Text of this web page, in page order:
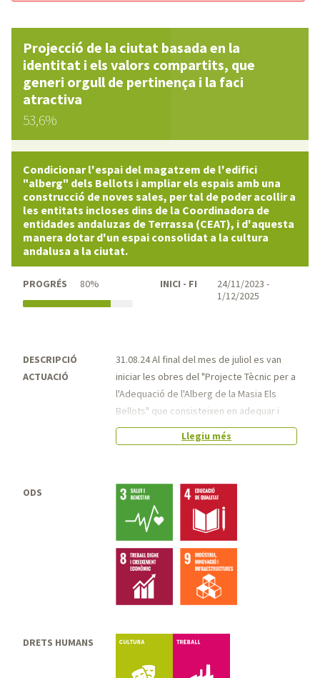
Projecció de la ciutat basada en la
identitat i els valors compartits, que
generi orgull de pertinença i la faci
atractiva
53,6%
Condicionar l'espai del magatzem de l'edifici
"alberg" dels Bellots i ampliar els espais amb una
construcció de noves sales, per tal de poder acollir a
les entitats incloses dins de la Coordinadora de
entidades andaluzas de Terrassa (CEAT), i d'aquesta
manera dotar d'un espai consolidat a la cultura
andalusa a la ciutat.
PROGRÉS 80% INICI - FI
24/11/2023 -
1/12/2025
DESCRIPCIÓ
ACTUACIÓ
31.08.24 Al final del mes de juliol es van
iniciar les obres del "Projecte Tècnic per a
l'Adequació de l'Alberg de la Masia Els
Bellots" que consisteixen en adequar i
reformar l'edifici "alberg" i es preveu
poder acabar-les en el quart trimestre del
Des de la direcció de serveis de Patrimoni
Cultural s'han fet diverses reunions amb la
CEAT per concretar la seva col·laboració
en la dinamització i gestió de l'espai de
lleure i de barbacoes, mitjançant un
reglament de cessió d'ús d'aquests
espais, amb la voluntat de promoure
l'activitat cultural i la socialització
S'ha començat les obres d'execució de
Llegiu més
ODS
DRETS HUMANS Cultura Treball